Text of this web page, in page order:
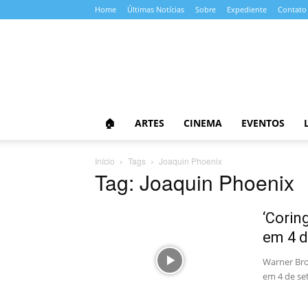
Home Últimas Notícias Sobre Expediente Contato
🏠 ARTES CINEMA EVENTOS
Início Tags Joaquin Phoenix
Tag: Joaquin Phoenix
em 4
Warner
em 4 de